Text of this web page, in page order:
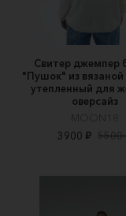
Свитер джемпер
"Пушок" из вязаной
утепленный для
оверсайз
MOON18
3900 ₽ 5500